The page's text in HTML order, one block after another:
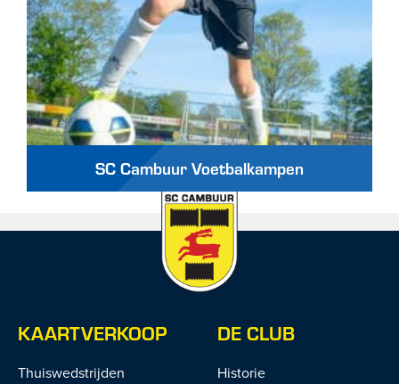
SC Cambuur Voetbalkampen
KAARTVERKOOP
Thuiswedstrijden
DE CLUB
Historie